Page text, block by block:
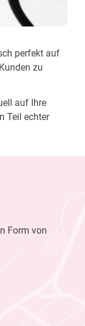
perfekt auf
zu
auf Ihre
Teil echter
Form von